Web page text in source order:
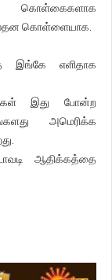
கொள்கைகளாக
கொள்ளையாக.
இங்கே எளிதாக
இது போன்ற
அமெரிக்க
ஆதிக்கத்தை